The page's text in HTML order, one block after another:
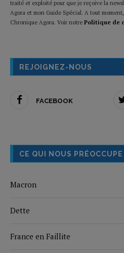
traité et exploité pour que je reçoive la
Agora et mon Guide Spécial. A tout
Chronique Agora. Voir notre Politique de
REJOIGNEZ-NOUS
FACEBOOK
CE QUI NOUS
Macron
Dette
France en Faillite